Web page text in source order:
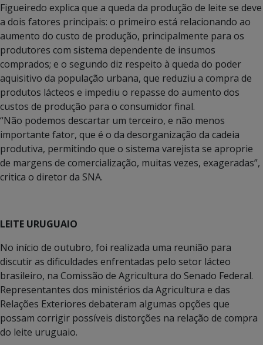
Figueiredo explica que a queda da produção de leite se deve
a dois fatores principais: o primeiro está relacionando ao
aumento do custo de produção, principalmente para os
produtores com sistema dependente de insumos
comprados; e o segundo diz respeito à queda do poder
aquisitivo da população urbana, que reduziu a compra de
produtos lácteos e impediu o repasse do aumento dos
custos de produção para o consumidor final.
“Não podemos descartar um terceiro, e não menos
importante fator, que é o da desorganização da cadeia
produtiva, permitindo que o sistema varejista se aproprie
de margens de comercialização, muitas vezes, exageradas”,
critica o diretor da SNA.
LEITE URUGUAIO
No início de outubro, foi realizada uma reunião para
discutir as dificuldades enfrentadas pelo setor lácteo
brasileiro, na Comissão de Agricultura do Senado Federal.
Representantes dos ministérios da Agricultura e das
Relações Exteriores debateram algumas opções que
possam corrigir possíveis distorções na relação de compra
do leite uruguaio.